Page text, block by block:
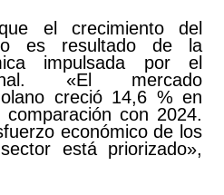
el crecimiento del
es resultado de la
impulsada por el
«El mercado
creció 14,6 % en
con 2024.
económico de los
está priorizado»,